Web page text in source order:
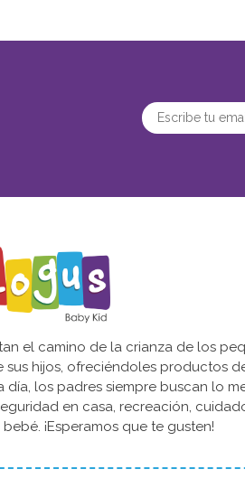
el camino de la crianza de los
hijos, ofreciéndoles productos
los padres siempre buscan lo
en casa, recreación,
¡Esperamos que te gusten!